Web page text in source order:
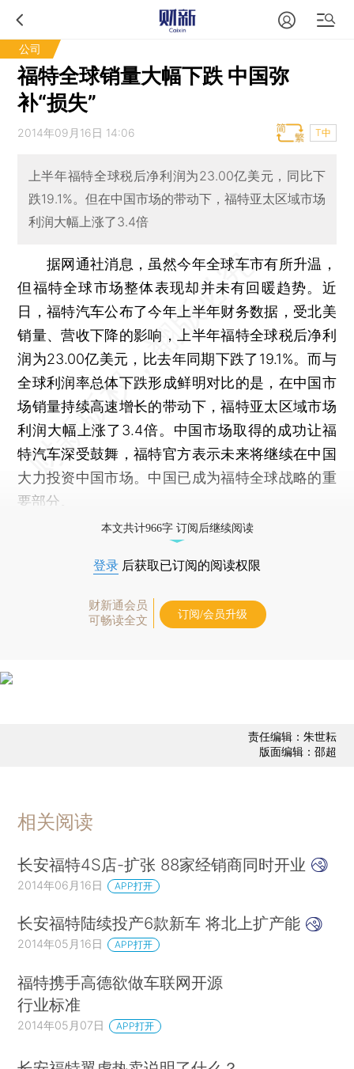
公司
福特全球销量大幅下跌 中国弥
补“损失”
2014年09月16日 14:06 T中
上半年福特全球税后净利润为23.00亿美元，同比下
跌19.1%。但在中国市场的带动下，福特亚太区域市场
利润大幅上涨了3.4倍
据网通社消息，虽然今年全球车市有所升温，
但福特全球市场整体表现却并未有回暖趋势。近
日，福特汽车公布了今年上半年财务数据，受北美
销量、营收下降的影响，上半年福特全球税后净利
润为23.00亿美元，比去年同期下跌了19.1%。而与
全球利润率总体下跌形成鲜明对比的是，在中国市
场销量持续高速增长的带动下，福特亚太区域市场
利润大幅上涨了3.4倍。中国市场取得的成功让福
特汽车深受鼓舞，福特官方表示未来将继续在中国
大力投资中国市场。中国已成为福特全球战略的重
要部分。
本文共计966字 订阅后继续阅读
登录 后获取已订阅的阅读权限
财新通会员
可畅读全文
订阅/会员升级
责任编辑：朱世耘
版面编辑：邵超
相关阅读
长安福特4S店-扩张 88家经销商同时开业
2014年06月16日 APP打开
长安福特陆续投产6款新车 将北上扩产能
2014年05月16日 APP打开
福特携手高德欲做车联网开源
行业标准
2014年05月07日 APP打开